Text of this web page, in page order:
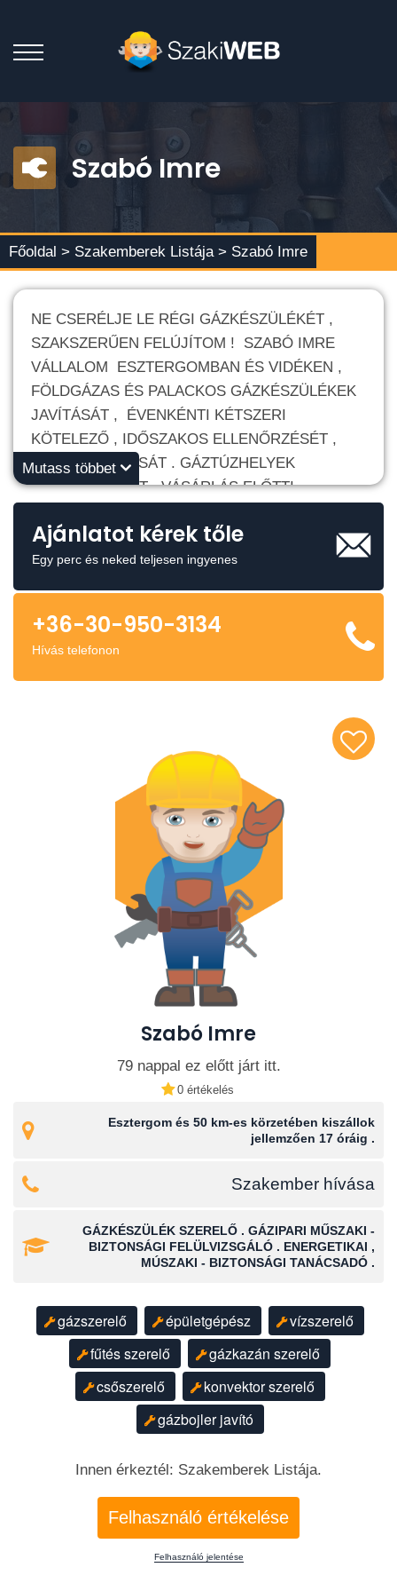
Szabó Imre
Főoldal > Szakemberek Listája > Szabó Imre
NE CSERÉLJE LE RÉGI GÁZKÉSZÜLÉKÉT ,
SZAKSZERŰEN FELÚJÍTOM ! SZABÓ IMRE
VÁLLALOM ESZTERGOMBAN ÉS VIDÉKEN ,
FÖLDGÁZAS ÉS PALACKOS GÁZKÉSZÜLÉKEK
JAVÍTÁSÁT , ÉVENKÉNTI KÉTSZERI
KÖTELEZŐ , IDŐSZAKOS ELLENŐRZÉSÉT ,
KARBANTARTÁSÁT . GÁZTÚZHELYEK
BEÜZEMELÉSÉT , VÁSÁRLÁS ELŐTTI
MUNKAFELVÉTEL ... TELEFON ... 06-30-
950-3134
Mutass többet
Ajánlatot kérek tőle
Egy perc és neked teljesen ingyenes
+36-30-950-3134
Hívás telefonon
Szabó Imre
79 nappal ez előtt járt itt.
0 értékelés
Esztergom és 50 km-es körzetében kiszállok
jellemzően 17 óráig .
Szakember hívása
GÁZKÉSZÜLÉK SZERELŐ . GÁZIPARI MŰSZAKI -
BIZTONSÁGI FELÜLVIZSGÁLÓ . ENERGETIKAI ,
MÚSZAKI - BIZTONSÁGI TANÁCSADÓ .
gázszerelő épületgépész
vízszerelő
fűtés szerelő
gázkazán szerelő
csőszerelő
konvektor szerelő
gázbojler javító
Innen érkeztél: Szakemberek Listája.
Felhasználó értékelése
Felhasználó jelentése